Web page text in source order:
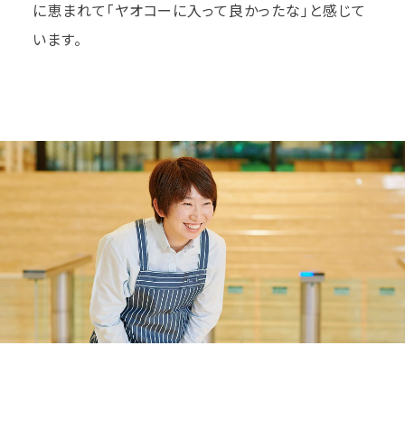
に恵まれて「ヤオコーに入って良かったな」と感じて
います。